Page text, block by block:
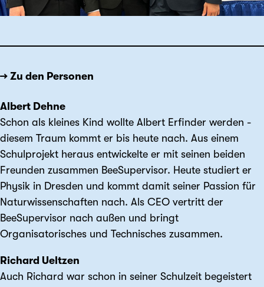
→ Zu den Personen
Albert Dehne
Schon als kleines Kind wollte Albert Erfinder werden -
diesem Traum kommt er bis heute nach. Aus einem
Schulprojekt heraus entwickelte er mit seinen beiden
Freunden zusammen BeeSupervisor. Heute studiert er
Physik in Dresden und kommt damit seiner Passion für
Naturwissenschaften nach. Als CEO vertritt der
BeeSupervisor nach außen und bringt
Organisatorisches und Technisches zusammen.
Richard Ueltzen
Auch Richard war schon in seiner Schulzeit begeistert